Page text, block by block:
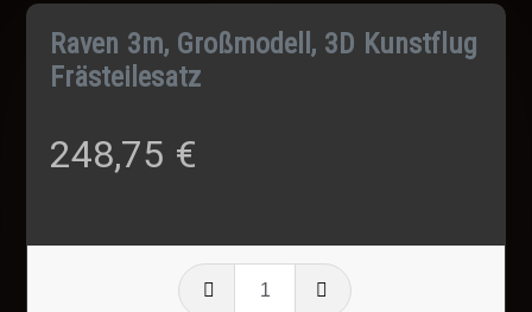
Raven 3m, Großmodell, 3D Kunstflug
Frästeilesatz
248,75 €